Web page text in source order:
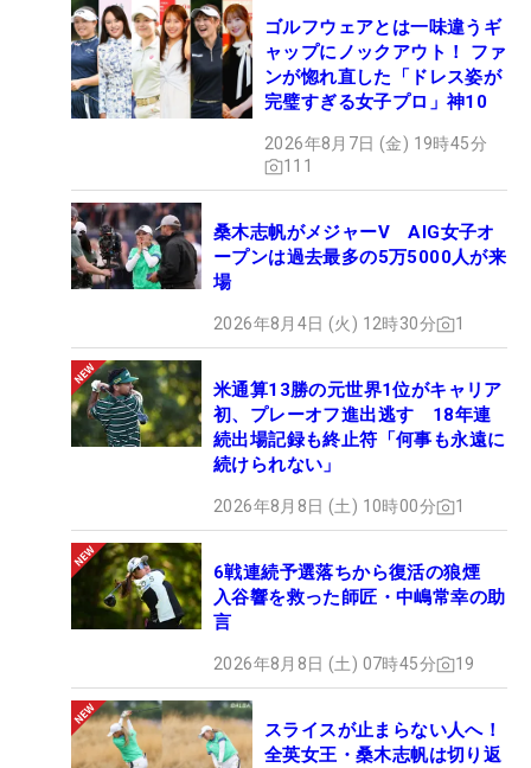
ゴルフウェアとは一味違うギ
ャップにノックアウト！ ファ
ンが惚れ直した「ドレス姿が
完璧すぎる女子プロ」神10
2026年8月7日 (金) 19時45分
111
桑木志帆がメジャーV AIG女子オ
ープンは過去最多の5万5000人が来
場
2026年8月4日 (火) 12時30分 1
米通算13勝の元世界1位がキャリア
初、プレーオフ進出逃す 18年連
続出場記録も終止符「何事も永遠に
続けられない」
2026年8月8日 (土) 10時00分 1
6戦連続予選落ちから復活の狼煙
入谷響を救った師匠・中嶋常幸の助
言
2026年8月8日 (土) 07時45分 19
スライスが止まらない人へ！
全英女王・桑木志帆は切り返